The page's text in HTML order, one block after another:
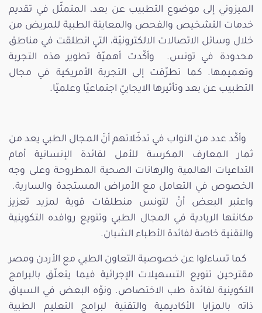
الميزوني إلى موضوع التطبيب عن بعد، المتمثّل في تقديم
خدمات التشخيص والفحص والمعاينة الطبية للمريض من
خلال وسائل الاتصالات الالكترونيّة، التي انطلقت في مناطق
محدودة في تونس. وأكّدت أهميّة تطوير هذه التجربة
وتعميمها. كما تطرّقت إلى التجربة الأمريكية في مجال
التطبيب عن بعد وتأثيرها الايجابيّ اجتماعيّا وعلميّا.
وأكّد عدد من النواب في تدخّلاتهم أنّ المجال الطبي يعد من
ثمار المعارف المكرسة للأمل لفائدة الإنسانية أمام
التداعيات العالمية والرهانات الصحية المطروحة وعلى وجه
الخصوص في التعامل مع الأمراض المستجدة والسارية.
واعتبر البعض أنّ لتونس منطلقات قوية لمزيد تعزيز
مكانتها الريادية في المجال الطبي وتنويع روافده التكوينية
والتقنية خاصة لفائدة الأطباء الشبان.
كما تساءلوا عن خصوصية التعاون الطبي مع الأردن ومصر
مقترحين تنويع التسهيلات الإجرائية فيما يتعلّق بالبرامج
التكوينية لفائدة طب الاختصاص. ونوّه البعض في السياق
ذاته بالمزايا الأكاديمية والتقنية لبرامج التعليم الطبية